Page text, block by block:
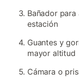
Bañador
estación
Guantes y
mayor altitud
Cámara o